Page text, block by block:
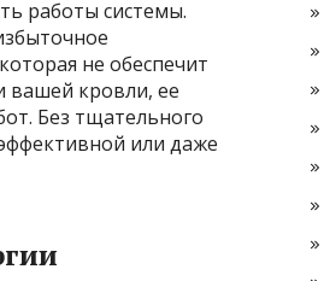
работы системы.
не обеспечит
вашей кровли, ее
Без тщательного
или даже